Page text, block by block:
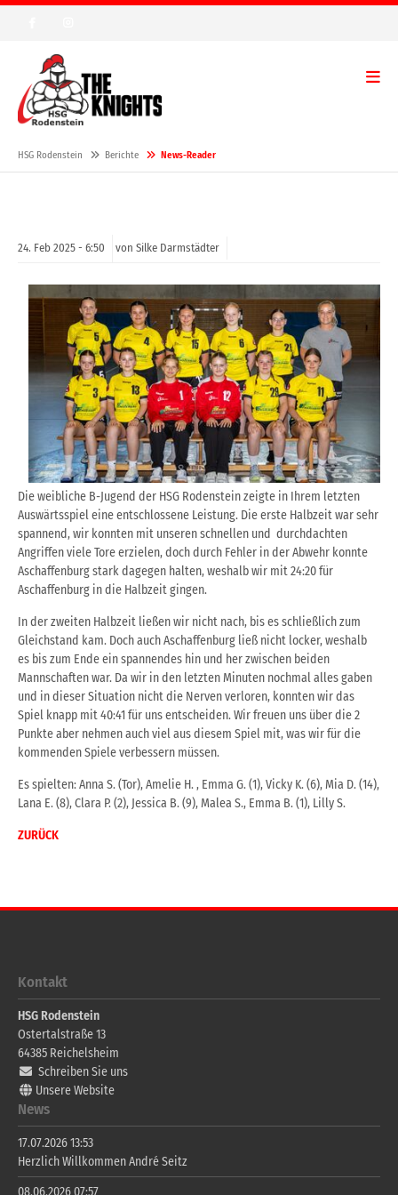
HSG Rodenstein Berichte News-Reader
24. Feb 2025 - 6:50 von Silke Darmstädter
Die weibliche B-Jugend der HSG Rodenstein zeigte in Ihrem letzten
Auswärtsspiel eine entschlossene Leistung. Die erste Halbzeit war sehr
spannend, wir konnten mit unseren schnellen und durchdachten
Angriffen viele Tore erzielen, doch durch Fehler in der Abwehr konnte
Aschaffenburg stark dagegen halten, weshalb wir mit 24:20 für
Aschaffenburg in die Halbzeit gingen.
In der zweiten Halbzeit ließen wir nicht nach, bis es schließlich zum
Gleichstand kam. Doch auch Aschaffenburg ließ nicht locker, weshalb
es bis zum Ende ein spannendes hin und her zwischen beiden
Mannschaften war. Da wir in den letzten Minuten nochmal alles gaben
und in dieser Situation nicht die Nerven verloren, konnten wir das
Spiel knapp mit 40:41 für uns entscheiden. Wir freuen uns über die 2
Punkte aber nehmen auch viel aus diesem Spiel mit, was wir für die
kommenden Spiele verbessern müssen.
Es spielten: Anna S. (Tor), Amelie H. , Emma G. (1), Vicky K. (6), Mia D. (14),
Lana E. (8), Clara P. (2), Jessica B. (9), Malea S., Emma B. (1), Lilly S.
ZURÜCK
Kontakt
HSG Rodenstein
Ostertalstraße 13
64385 Reichelsheim
Schreiben Sie uns
Unsere Website
News
17.07.2026 13:53
Herzlich Willkommen André Seitz